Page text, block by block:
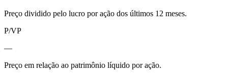
Preço dividido pelo lucro por ação dos últimos 12 meses.
P/VP
—
Preço em relação ao patrimônio líquido por ação.